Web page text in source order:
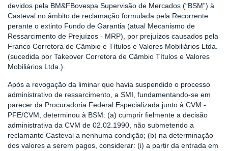
devidos pela BM&FBovespa Supervisão de Mercados (“BSM”) à
Casteval no âmbito de reclamação formulada pela Recorrente
perante o extinto Fundo de Garantia (atual Mecanismo de
Ressarcimento de Prejuízos - MRP), por prejuízos causados pela
Franco Corretora de Câmbio e Títulos e Valores Mobiliários Ltda.
(sucedida por Takeover Corretora de Câmbio Títulos e Valores
Mobiliários Ltda.).
Após a revogação da liminar que havia suspendido o processo
administrativo de ressarcimento, a SMI, fundamentando-se em
parecer da Procuradoria Federal Especializada junto à CVM -
PFE/CVM, determinou à BSM: (a) cumprir fielmente a decisão
administrativa da CVM de 02.02.1990, não submetendo a
reclamante Casteval a nenhuma condição; (b) na determinação
dos valores a serem pagos, considerar: (i) a partir da entrada em